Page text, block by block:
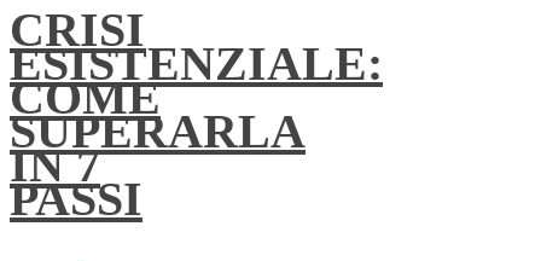
CRISI
ESISTENZIALE:
COME
SUPERARLA
IN 7
PASSI